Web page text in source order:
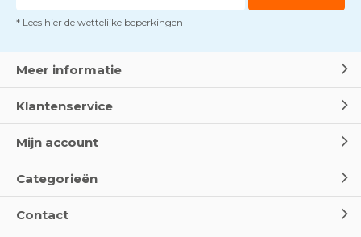
* Lees hier de wettelijke beperkingen
Meer informatie
Klantenservice
Mijn account
Categorieën
Contact